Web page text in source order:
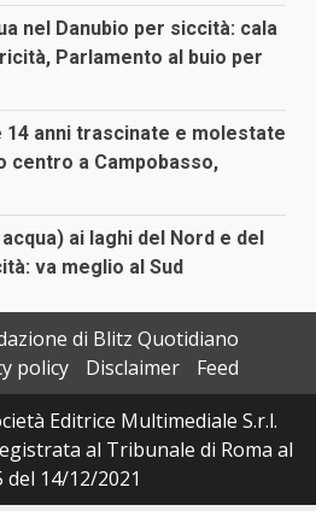
nel Danubio per siccità: cala
Parlamento al buio per
14 anni trascinate e molestate
centro a Campobasso,
ai laghi del Nord e del
va meglio al Sud
di Blitz Quotidiano
policy Disclaimer
Feed
Editrice Multimediale S.r.l.
al Tribunale di Roma al
del 14/12/2021